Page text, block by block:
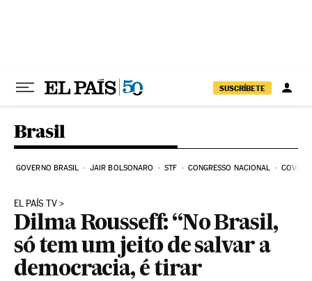
SUSCRÍBETE
Brasil
GOVERNO BRASIL JAIR BOLSONARO STF CONGRESSO NACIONAL COVID-
EL PAÍS TV
Dilma Rousseff: “No Brasil,
só tem um jeito de salvar a
democracia, é tirar